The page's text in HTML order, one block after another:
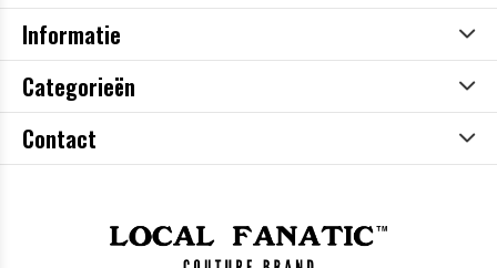
Informatie
Categorieën
Contact